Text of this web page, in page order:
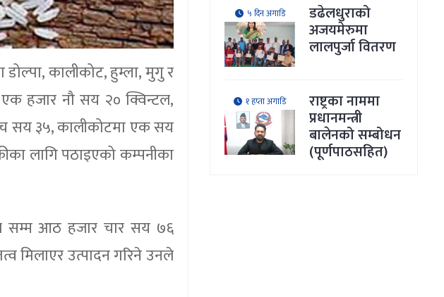
कालीकोट, हुम्ला, मुगु र
हजार नौ सय २० क्विन्टल,
सय ३५, कालीकोटमा एक सय
लागि पठाइएको कम्पनीका
सम्म आठ हजार चार सय ७६
मिलाएर उत्पादन गरिने उनले
५ दिन अगाडि डढेलधुराको
अजयमेरुमा
लालपुर्जा वितरण
१ हप्ता अगाडि राष्ट्रका नाममा
प्रधानमन्त्री
बालेनको सम्बोधन
(पूर्णपाठसहित)